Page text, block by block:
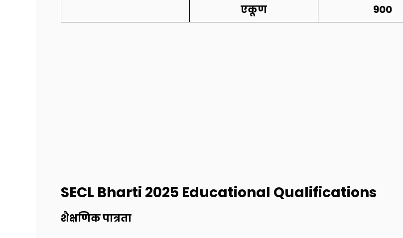
एकूण
900
SECL Bharti 2025 Educational Qualifications
शैक्षणिक पात्रता